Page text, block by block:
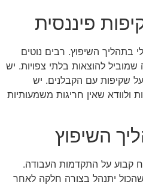
פיננסית
בתהליך השיפוץ. רבים נוטים
שמוביל להוצאות בלתי צפויות. יש
שקיפות עם הקבלנים. יש
שאין חריגות משמעותיות
השיפוץ
קבוע על התקדמות העבודה.
יתנהל בצורה חלקה לאחר